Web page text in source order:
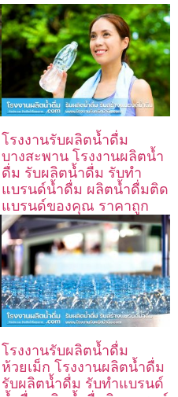
โรงงานรับผลิตน้ำดื่ม
บางสะพาน โรงงานผลิตน้ำ
ดื่ม รับผลิตน้ำดื่ม รับทำ
แบรนด์น้ำดื่ม ผลิตน้ำดื่มติด
แบรนด์ของคุณ ราคาถูก
โรงงานรับผลิตน้ำดื่ม
ห้วยเม็ก โรงงานผลิตน้ำดื่ม
รับผลิตน้ำดื่ม รับทำแบรนด์